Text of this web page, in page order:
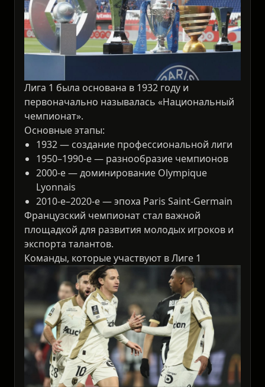
Лига 1 была основана в 1932 году и
первоначально называлась «Национальный
чемпионат».
Основные этапы:
1932 — создание профессиональной лиги
1950–1990-е — разнообразие чемпионов
2000-е — доминирование Olympique
Lyonnais
2010-е–2020-е — эпоха Paris Saint-Germain
Французский чемпионат стал важной
площадкой для развития молодых игроков и
экспорта талантов.
Команды, которые участвуют в Лиге 1